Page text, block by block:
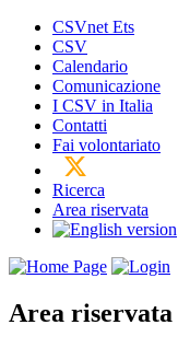
CSVnet Ets
CSV
Calendario
Comunicazione
I CSV in Italia
Contatti
Fai volontariato
Ricerca
Area riservata
Area riservata